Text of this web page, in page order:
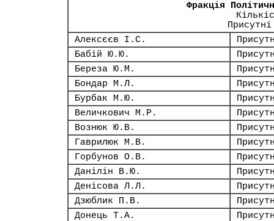
Фракція
Алексєєв І.С.
Бабій Ю.Ю.
Береза Ю.М.
Бондар М.Л.
Бурбак М.Ю.
Величкович М.Р.
Вознюк Ю.В.
Гаврилюк М.В.
Горбунов О.В.
Данілін В.Ю.
Денісова Л.Л.
Дзюблик П.В.
Донець Т.А.